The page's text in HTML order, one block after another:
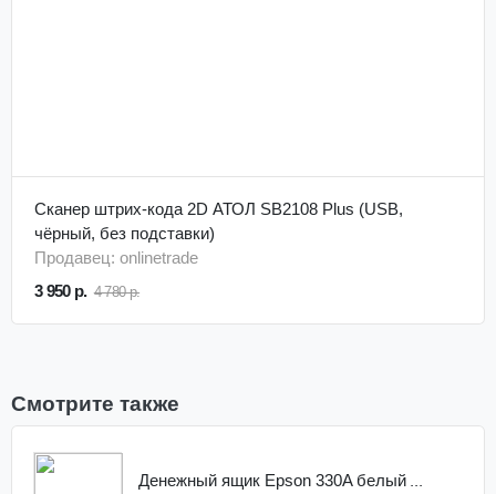
Сканер штрих-кода 2D АТОЛ SB2108 Plus (USB,
чёрный, без подставки)
Продавец: onlinetrade
3 950 р. 4 780 р.
Смотрите также
Денежный ящик Epson 330A белый